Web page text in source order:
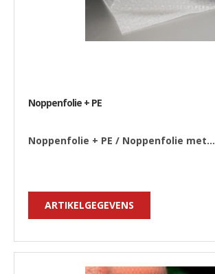
Noppenfolie + PE
Noppenfolie + PE / Noppenfolie met...
ARTIKELGEGEVENS